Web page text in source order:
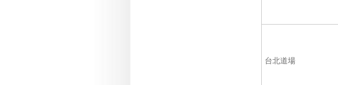
台北道場